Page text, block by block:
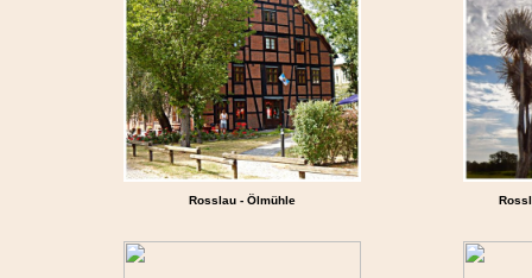
Rosslau - Ölmühle